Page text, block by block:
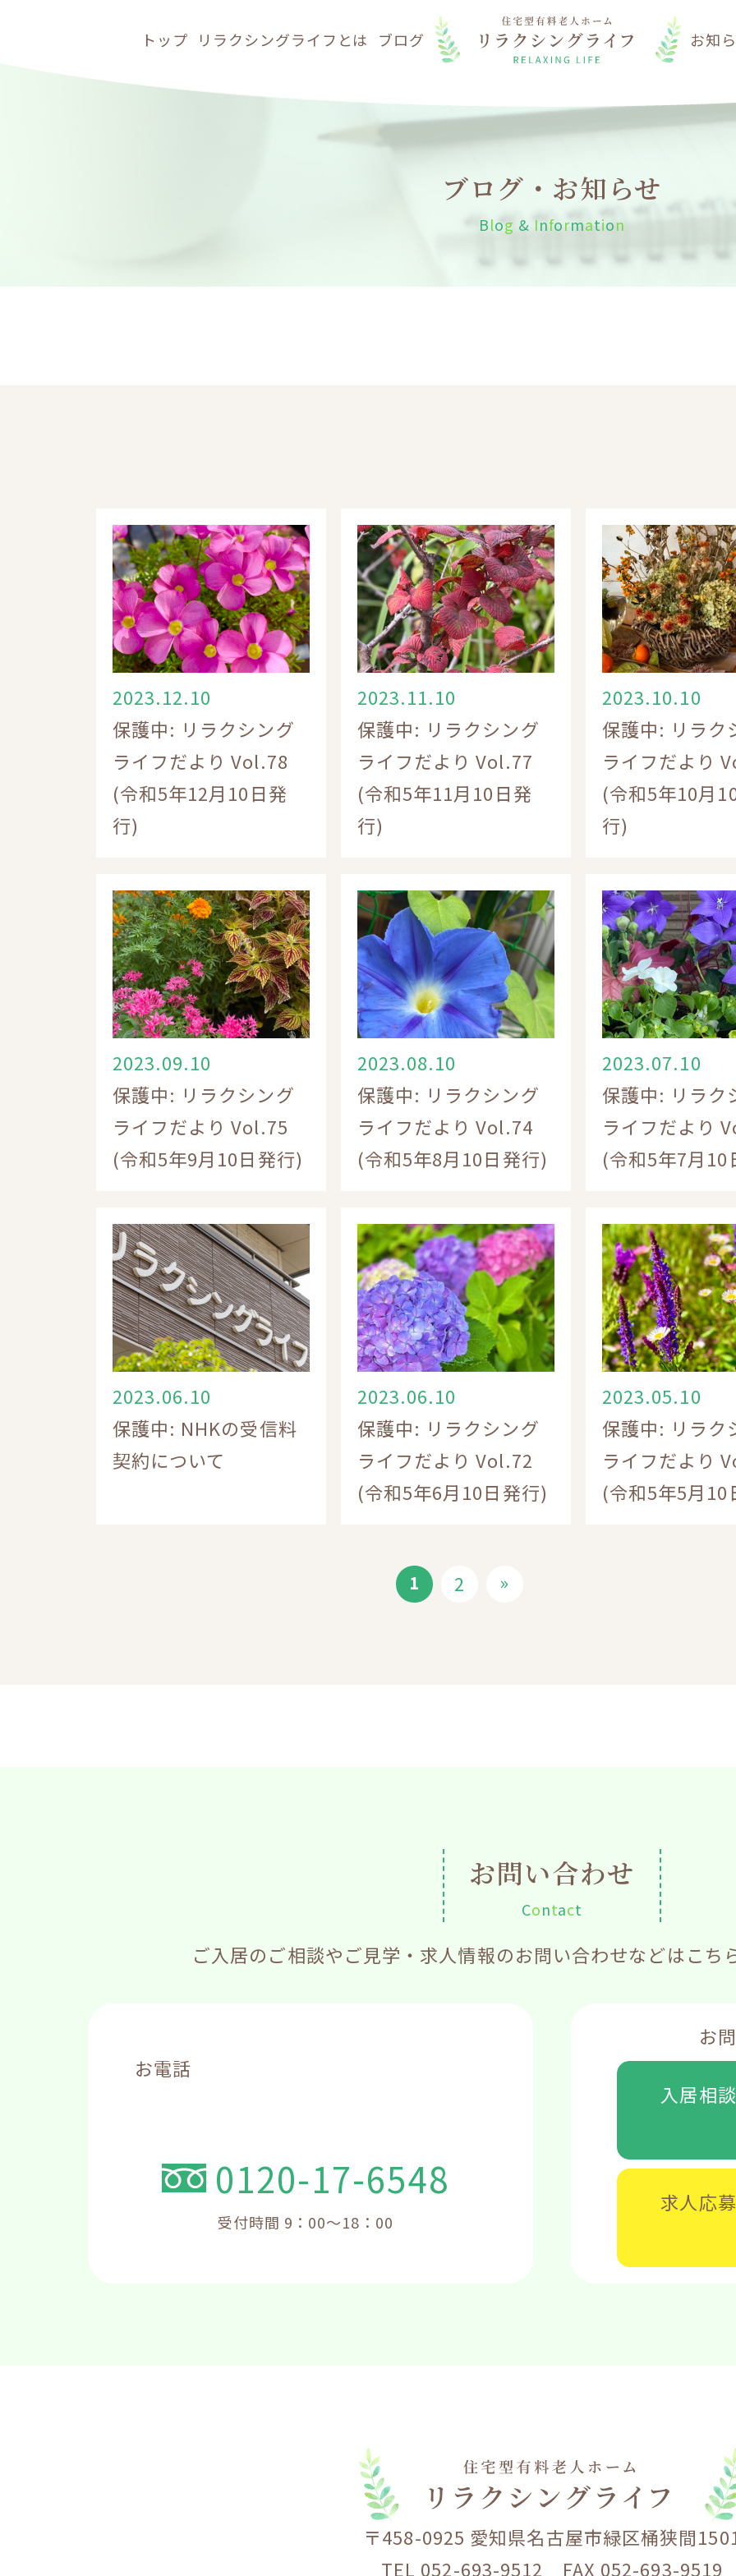
トップ リラクシングライフとは ブログ お知
ブログ・お知らせ
Blog & Information
2023.12.10
保護中: リラクシング
ライフだより Vol.78
(令和5年12月10日発
行)
2023.11.10
保護中: リラクシング
ライフだより Vol.77
(令和5年11月10日発
行)
2023.10.10
保護中: リラク
ライフだより
(令和5年10月
行)
2023.09.10
保護中: リラクシング
ライフだより Vol.75
(令和5年9月10日発行)
2023.08.10
保護中: リラクシング
ライフだより Vol.74
(令和5年8月10日発行)
2023.07.10
保護中: リラク
ライフだより
(令和5年7月10
2023.06.10
保護中: NHKの受信料
契約について
2023.06.10
保護中: リラクシング
ライフだより Vol.72
(令和5年6月10日発行)
2023.05.10
保護中: リラク
ライフだより
(令和5年5月10
1 2 »
お問い合わせ
Contact
ご入居のご相談やご見学・求人情報のお問い合わせなどはこち
お電話
0120-17-6548
受付時間 9：00～18：00
お
入居相
求人応
〒458-0925 愛知県名古屋市緑区桶狭間
TEL 052-693-9512 FAX 052-693-9519